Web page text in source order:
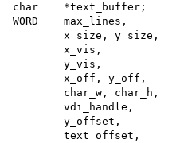
char    *text_buffer;
WORD    max_lines,
x_size, y_size,
x_vis,
y_vis,
x_off, y_off,
char_w, char_h,
vdi_handle,
y_offset,
text_offset,